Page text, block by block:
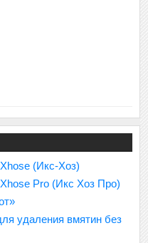
(Икс-Хоз)
Pro (Икс Хоз Про)
удаления вмятин без